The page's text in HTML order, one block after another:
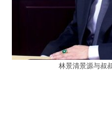
林景清景源与叔